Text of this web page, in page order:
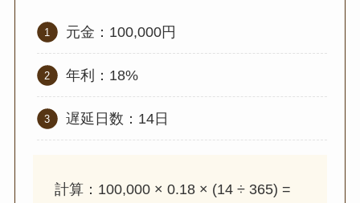
元金：100,000円
年利：18%
遅延日数：14日
計算：100,000 × 0.18 × (14 ÷ 365) =